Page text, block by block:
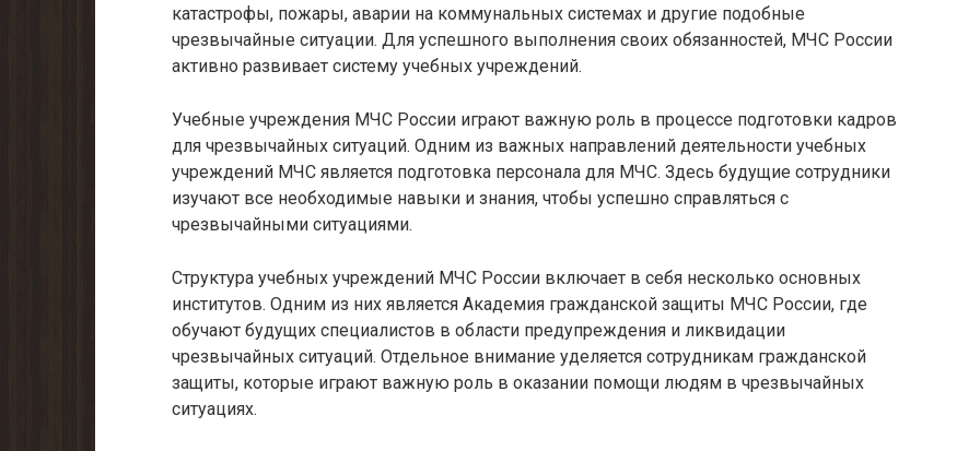
катастрофы, пожары, аварии на коммунальных системах и другие подобные
чрезвычайные ситуации. Для успешного выполнения своих обязанностей, МЧС России
активно развивает систему учебных учреждений.
Учебные учреждения МЧС России играют важную роль в процессе подготовки кадров
для чрезвычайных ситуаций. Одним из важных направлений деятельности учебных
учреждений МЧС является подготовка персонала для МЧС. Здесь будущие сотрудники
изучают все необходимые навыки и знания, чтобы успешно справляться с
чрезвычайными ситуациями.
Структура учебных учреждений МЧС России включает в себя несколько основных
институтов. Одним из них является Академия гражданской защиты МЧС России, где
обучают будущих специалистов в области предупреждения и ликвидации
чрезвычайных ситуаций. Отдельное внимание уделяется сотрудникам гражданской
защиты, которые играют важную роль в оказании помощи людям в чрезвычайных
ситуациях.